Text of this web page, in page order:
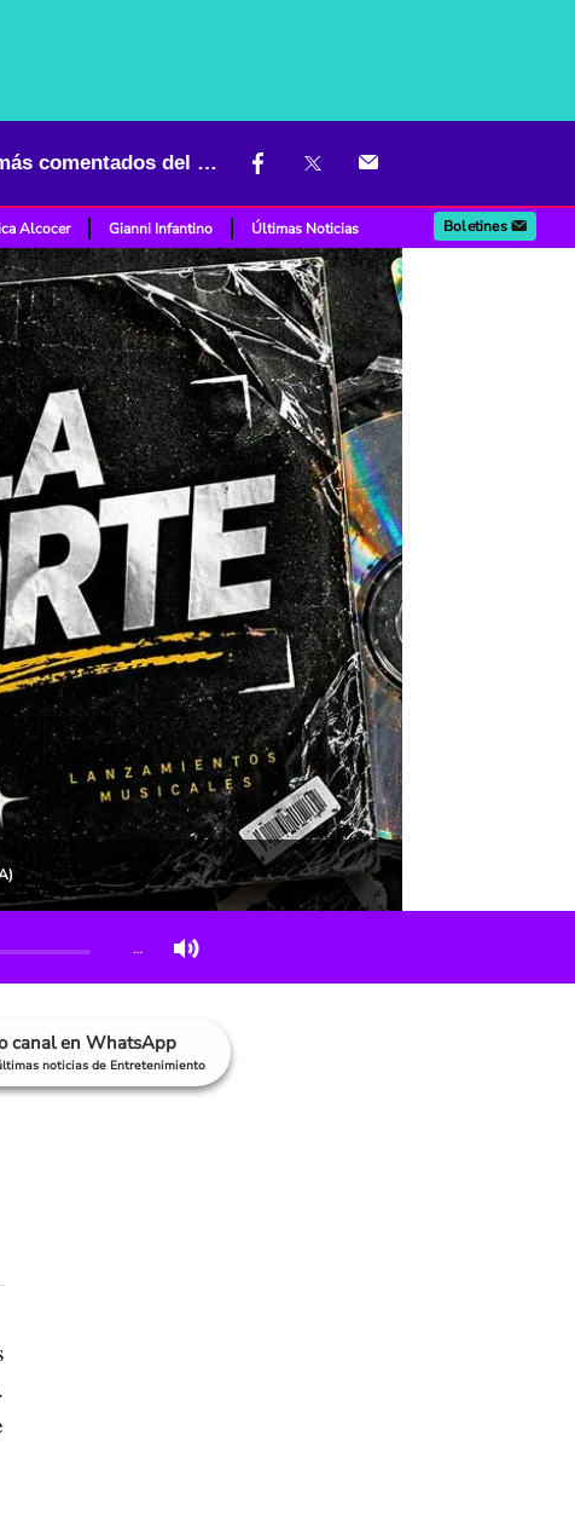
Feid, Maluma, Saiko y Blessd encabezan los estrenos urbanos más comentados del momento
Alcocer Gianni Infantino Últimas Noticias Boletines
…
canal en WhatsApp
noticias de Entretenimiento